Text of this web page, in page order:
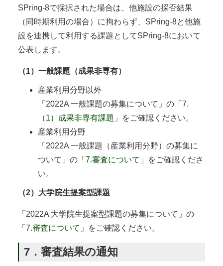
SPring-8で採択された場合は、他施設の採否結果
（同時期利用の場合）に拘わらず、SPring-8と他施
設を連携して利用する課題としてSPring-8において
公表します。
（1）一般課題（成果非専有）
産業利用分野以外
「2022A 一般課題の募集について」の「 7.
（1）成果非専有課題 」をご確認ください。
産業利用分野
「2022A 一般課題（産業利用分野）の募集に
ついて」の「 7.審査について 」をご確認くださ
い。
（2）大学院生提案型課題
「2022A 大学院生提案型課題の募集について」の
「 7.審査について 」をご確認ください。
7．審査結果の通知